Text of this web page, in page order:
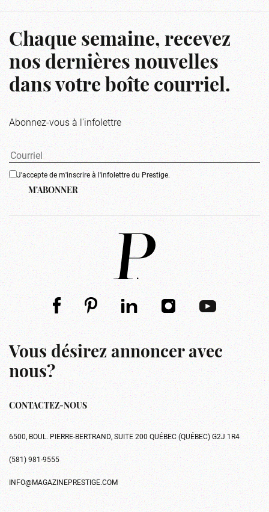
Chaque semaine, recevez
nos dernières nouvelles
dans votre boîte courriel.
Abonnez-vous à l'infolettre
J'accepte de m'inscrire à l'infolettre du Prestige.
M'ABONNER
Vous désirez annoncer avec
nous?
CONTACTEZ-NOUS
6500, BOUL. PIERRE-BERTRAND, SUITE 200 QUÉBEC (QUÉBEC) G2J 1R4
(581) 981-9555
INFO@MAGAZINEPRESTIGE.COM